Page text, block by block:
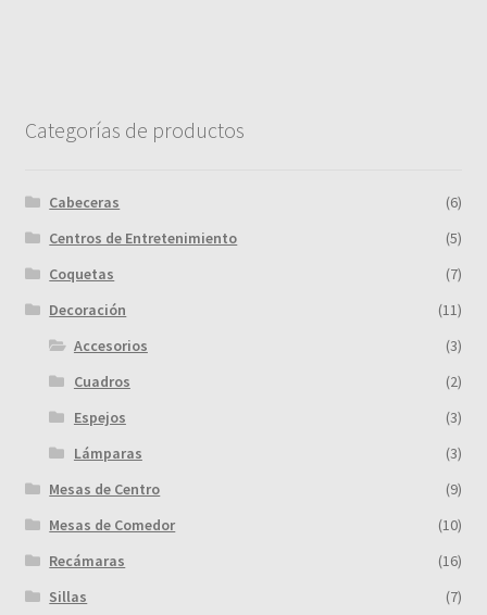
Categorías de productos
Cabeceras
(6)
Centros de Entretenimiento
(5)
Coquetas
(7)
Decoración
(11)
Accesorios
(3)
Cuadros
(2)
Espejos
(3)
Lámparas
(3)
Mesas de Centro
(9)
Mesas de Comedor
(10)
Recámaras
(16)
Sillas
(7)